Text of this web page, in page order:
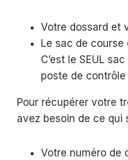
Votre dossard et
Le sac de course
C’est le SEUL
poste de contrôle
Pour récupérer votre
avez besoin de ce qui
Votre numéro de